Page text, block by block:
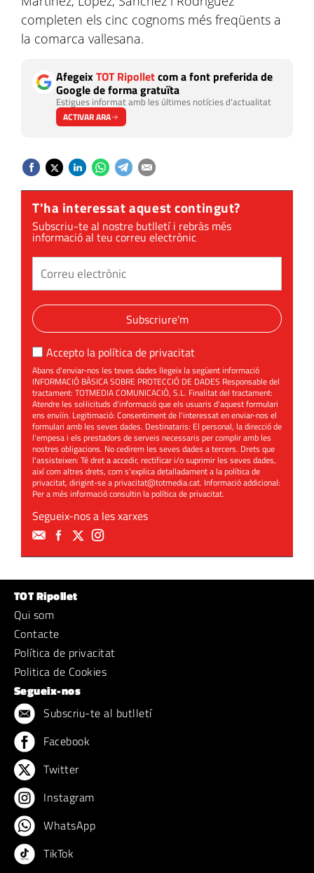
completen els cinc cognoms més freqüents a
la comarca vallesana.
AfegeixTOT Ripolletcom a font preferida de
Google de forma gratuïta
Estigues informat amb les últimes notícies d'actualitat
ACTIVAR ARA
T'ha interessat aquest contingut?
Subscriu-te al nostre butlletí i rebràs més
informació al teu correu electrònic
Subscriure'm
Accepto la política de privacitat
Abans d'enviar-nos les teves dades llegeix la següent informació
INFORMACIÓ BÀSICA SOBRE PROTECCIÓ DE DADES Responsable del
tractament: TOTMEDIA COMUNICACIÓ, S.L. Finalitat del tractament:
Atendre les sol·licituds d'informació que els usuaris d'aquest formulari
ens enviïn. Legitimació: Consentiment de l'interessat en enviar-nos el
formulari amb les seves dades. Destinataris: El personal, la direcció de
l'empesa i els prestadors de serveis necessaris per complir amb les
nostres obligacions. No cedirem les seves dades a tercers. Drets que
l'assisteixen: Té dret a accedir, rectificar i/o suprimir les seves dades,
així com altres drets, com s'explica detalladament a la política de
privacitat, dirigint-se aprivacitat@totmedia.cat. Informació addicional:
Per a més informació consultin lapolítica de privacitat.
Segueix-nos a les xarxes
TOT Ripollet
Qui som
Contacte
Política de privacitat
Politica de Cookies
Segueix-nos
Subscriu-te al butlletí
Facebook
Twitter
Instagram
WhatsApp
TikTok